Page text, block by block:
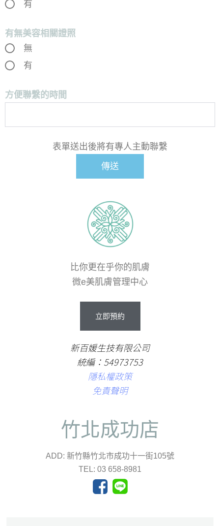
有
有無美容相關證照
無
有
方便聯繫的時間
表單送出後將有專人主動聯繫
比你更在乎你的肌膚
微e美肌膚管理中心
立即預約
新百媛生技有限公司
統編：54973753
隱私權政策
免責聲明
竹北成功店
ADD: 新竹縣竹北市成功十一街105號
TEL: 03 658-8981